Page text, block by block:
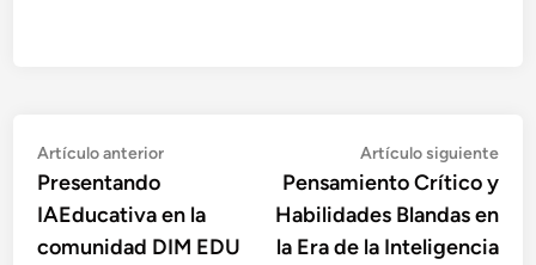
Navegación
de
entradas
Artículo anteriorArtículo
Presentando
IAEducativa en la
comunidad DIM EDU
Artículo siguiente
Pensamiento Crítico y
Habilidades Blandas en
la Era de la Inteligencia